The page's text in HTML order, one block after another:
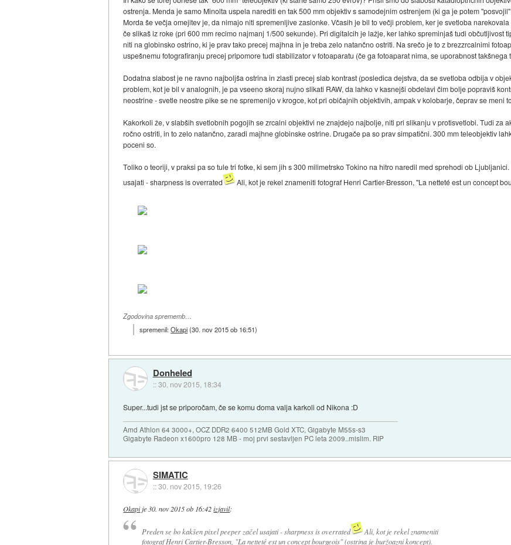
ostrenja. Menda je samo Minolta uspela narediti en tak 500 mm objektiv s samodejnim ostrenjem (ki ga je potem
Morda še večja omejitev je, da nimajo niti spremenljive zaslonke. Včasih je bil to večji problem, ker je svetloba
če slikaš iz roke (pri 600 mm recimo najmanj 1/500 sekunde). Pri digitalcih je lažje, ker lahko spreminjaš tudi občutljivost
niti na globinsko ostrino, ki je prav tako precej majhna in je treba zelo natančno ostriti. Na srečo je to z brezzrcalnimi
uspešnemu fotografiranju precej pripomore tudi stabilizator v fotoaparatu (če ga fotoaparat nima, se uporabnost
Dodatna slabost je ne ravno najboljša ostrina in zlasti precej slab kontrast (posledica dejstva, da se svetloba odbija v
problem, kot je bil v analognih, je pa vseeno skoraj nujno slikati RAW, da lahko v kasnejši obdelavi čim bolje popraviš
neostrine - svetle neostre pike se ne spremenijo v krogce, kot pri običajnih objektivih, ampak v kolobarje, čeprav se meni
Kakorkoli že, v slabših svetlobnih pogojih se zrcalni objektivi ne znajdejo najbolje, niti pri slikanju v protisvetlobi. Tudi za
ročno ostriti, in to zelo natančno, zaradi majhne globinske ostrine. Drugače pa so prav simpatični. 300 mm teleobjektiv
poceni so.
Toliko o teoriji, v praksi pa so tule tri fotke, ki sem jih s 300 milimetrsko Tokino na hitro naredil med sprehodi ob
usajati - sharpness is overrated
Ali, kot je rekel znameniti fotograf Henri Cartier-Bresson, "La netteté est un concept
Zgodovina sprememb…
spremenil:Okapi(30. nov 2015 ob 16:51)
Donheled
::30. nov 2015, 18:34
Super...tudi jst se priporočam, če se komu doma valja karkoli od Nikona :D
Amd Athlon 64 3000+, OCZ DDR2 6400 512MB Gold XTC, Gigabyte M55s-s3
Gigabyte Radeon x1600pro 128 MB - moj prvi sestavljen PC leta 2009..mislim. RIP
SIMATIC
::30. nov 2015, 19:26
Okapije 30. nov 2015 ob 16:42 izjavil:
Preden se bo kakšen pixel peeper začel usajati - sharpness is overrated
Ali, kot je rekel znameniti
fotograf Henri Cartier-Bresson, "La netteté est un concept bourgeois" (ostrina je buržoazni koncept).